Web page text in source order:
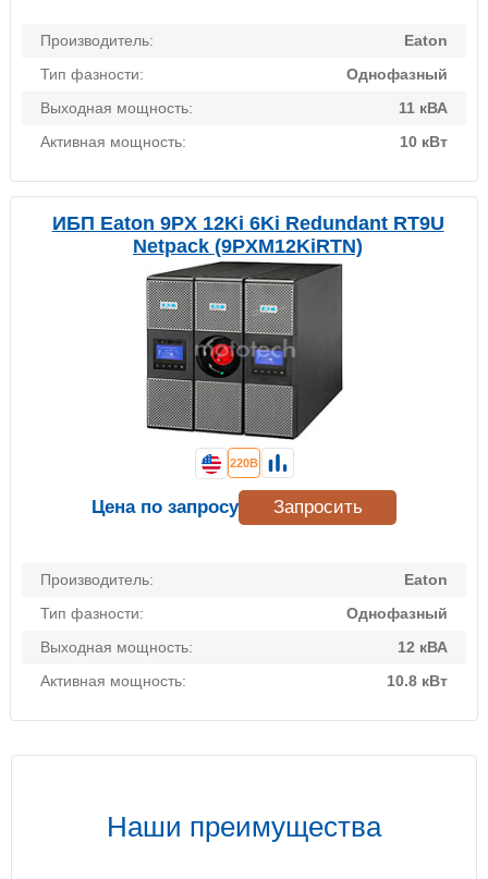
Производитель:
Eaton
Тип фазности:
Однофазный
Выходная мощность:
11 кВА
Активная мощность:
10 кВт
ИБП Eaton 9PX 12Ki 6Ki Redundant RT9U
Netpack (9PXM12KiRTN)
Производитель:
Eaton
Тип фазности:
Однофазный
Выходная мощность:
12 кВА
Активная мощность:
10.8 кВт
220В
Цена по запросу Запросить
Наши преимущества